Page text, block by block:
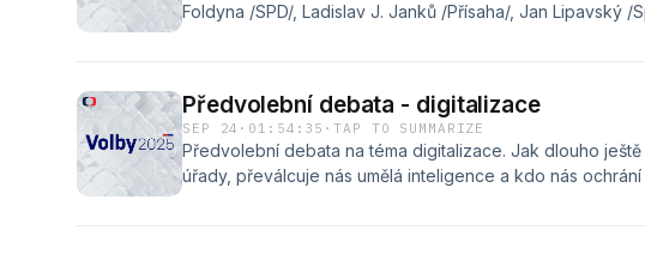
Foldyna /SPD/, Ladislav J. Janků /Přísaha/, Jan Lipavský /
2025/225411033590925/
Předvolební debata - digitalizace
SEP 24 · 01:54:35 ·TAP TO SUMMARIZE
Předvolební debata na téma digitalizace. Jak dlouho
úřady, převálcuje nás umělá inteligence a kdo nás